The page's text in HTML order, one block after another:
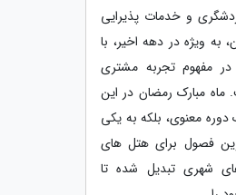
و خدمات پذیرایی
به ویژه در دهه اخیر، با
در مفهوم تجربه مشتری
ماه مبارک رمضان در این
دوره معنوی، بلکه به یکی
فصول برای هتل های
شهری تبدیل شده تا